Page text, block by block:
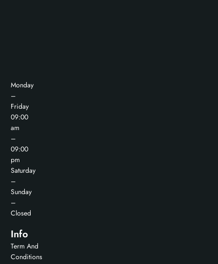
Monday
–
Friday
09:00
am
–
09:00
pm
Saturday
–
Sunday
–
Closed
Info
Term And
Conditions